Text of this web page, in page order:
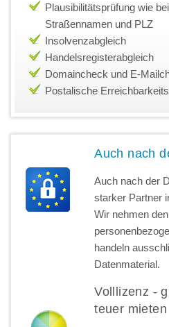
Plausibilitätsprüfung wie
Straßennamen und PLZ
Insolvenzabgleich
Handelsregisterabgleich
Domaincheck und E-
Postalische
Auch nach
Auch nach der
starker Partner
Wir nehmen
handeln
Datenmaterial.
Volllizenz -
teuer mieten